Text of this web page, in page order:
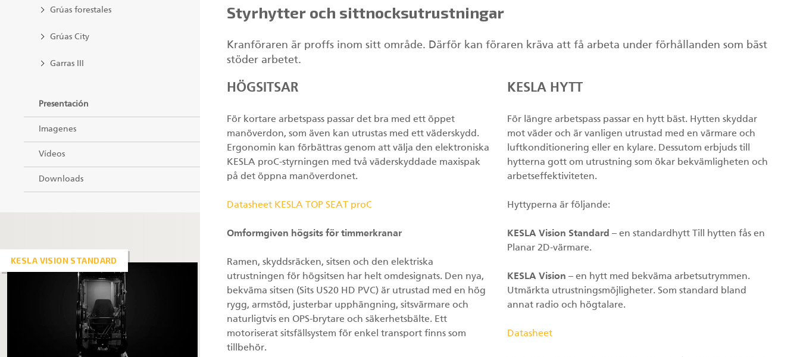
Grúas forestales
Grúas City
Garras III
Presentación
Imagenes
Vídeos
Downloads
KESLA VISION STANDARD
Styrhytter och sittnocksutrustningar
Kranföraren är proffs inom sitt område. Därför kan föraren kräva att få arbeta under förhållanden som bäst
stöder arbetet.
HÖGSITSAR
För kortare arbetspass passar det bra med ett öppet
manöverdon, som även kan utrustas med ett väderskydd.
Ergonomin kan förbättras genom att välja den elektroniska
KESLA proC-styrningen med två väderskyddade maxispak
på det öppna manöverdonet.
Datasheet KESLA TOP SEAT proC
Omformgiven högsits för timmerkranar
Ramen, skyddsräcken, sitsen och den elektriska
utrustningen för högsitsen har helt omdesignats. Den nya,
bekväma sitsen (Sits US20 HD PVC) är utrustad med en hög
rygg, armstöd, justerbar upphängning, sitsvärmare och
naturligtvis en OPS-brytare och säkerhetsbälte. Ett
motoriserat sitsfällsystem för enkel transport finns som
tillbehör.
KESLA HYTT
För längre arbetspass passar en hytt bäst. Hytten skyddar
mot väder och är vanligen utrustad med en värmare och
luftkonditionering eller en kylare. Dessutom erbjuds till
hytterna gott om utrustning som ökar bekvämligheten och
arbetseffektiviteten.
Hyttyperna är följande:
KESLA Vision Standard – en standardhytt Till hytten fås en
Planar 2D-värmare.
KESLA Vision – en hytt med bekväma arbetsutrymmen.
Utmärkta utrustningsmöjligheter. Som standard bland
annat radio och högtalare.
Datasheet